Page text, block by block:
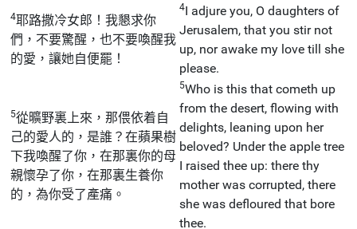
4耶路撒冷女郎！我懇求你
們，不要驚醒，也不要喚醒我
的愛，讓她自便罷！
4I adjure you, O daughters of
Jerusalem, that you stir not
up, nor awake my love till she
please.
5從曠野裏上來，那偎依着自
己的愛人的，是誰？在蘋果樹
下我喚醒了你，在那裏你的母
親懷孕了你，在那裏生養你
的，為你受了產痛。
5Who is this that cometh up
from the desert, flowing with
delights, leaning upon her
beloved? Under the apple tree
I raised thee up: there thy
mother was corrupted, there
she was defloured that bore
thee.